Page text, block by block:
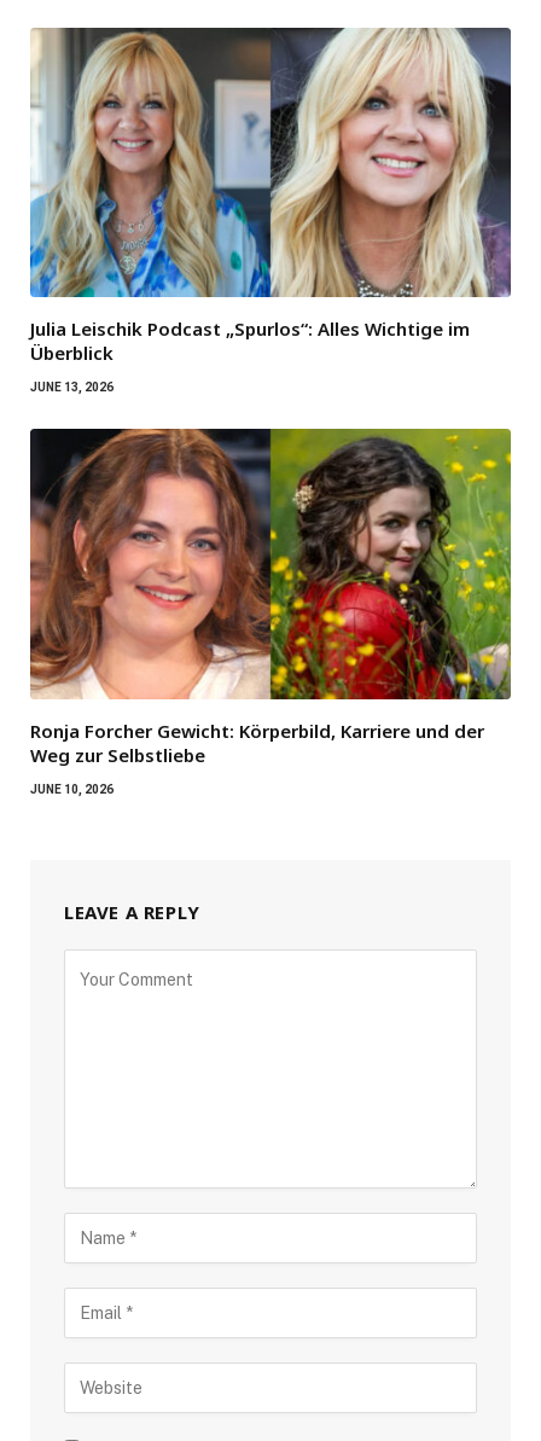
Julia Leischik Podcast „Spurlos“: Alles Wichtige im
Überblick
JUNE 13, 2026
Ronja Forcher Gewicht: Körperbild, Karriere und der
Weg zur Selbstliebe
JUNE 10, 2026
LEAVE A REPLY